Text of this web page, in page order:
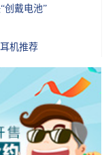
创戴电池”
机推荐